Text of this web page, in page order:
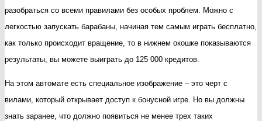
разобраться со всеми правилами без особых проблем. Можно с
легкостью запускать барабаны, начиная тем самым играть бесплатно,
как только происходит вращение, то в нижнем окошке показываются
результаты, вы можете выиграть до 125 000 кредитов.
На этом автомате есть специальное изображение – это черт с
вилами, который открывает доступ к бонусной игре. Но вы должны
знать заранее, что должно появиться не менее трех таких